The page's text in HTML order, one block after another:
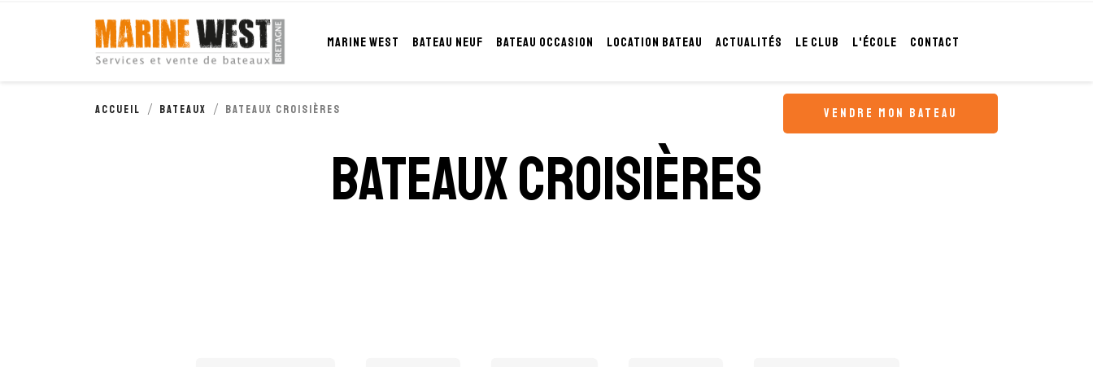
MARINE WEST BATEAU NEUF BATEAU OCCASION LOCATION BATEAU ACTUALITÉS LE CLUB L'ÉCOLE CONTACT
vendre mon bateau
Accueil Bateaux Bateaux croisières
Bateaux croisières